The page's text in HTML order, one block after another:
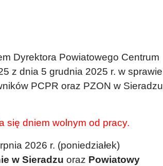
Dyrektora Powiatowego Centrum
z dnia 5 grudnia 2025 r. w sprawie
PCPR oraz PZON w Sieradzu
się dniem wolnym od pracy.
2026 r. (poniedziałek)
w Sieradzu oraz Powiatowy